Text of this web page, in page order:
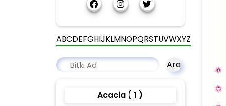
ABCDEFGHIJKLMNOPQRSTUVWXYZ
Ara
Acacia ( 1 )